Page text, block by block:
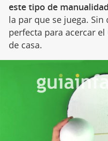
este tipo de
la par que se juega.
perfecta para acercar
de casa.